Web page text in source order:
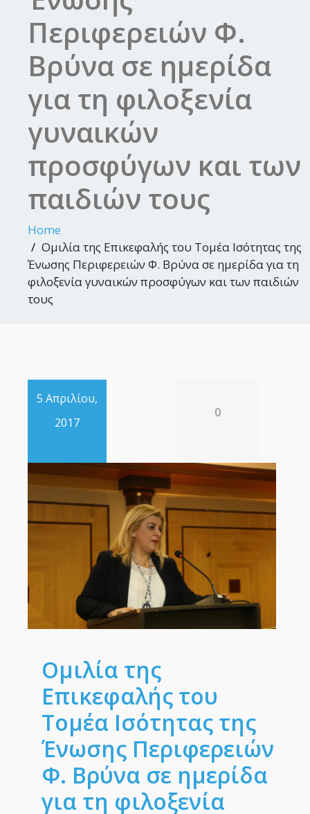
Περιφερειών Φ.
Βρύνα σε ημερίδα
για τη φιλοξενία
γυναικών
προσφύγων και των
παιδιών τους
Home
Ομιλία της Επικεφαλής του Τομέα Ισότητας της
Ένωσης Περιφερειών Φ. Βρύνα σε ημερίδα για τη
φιλοξενία γυναικών προσφύγων και των παιδιών
τους
5 Απριλίου,
2017
0
Ομιλία της
Επικεφαλής του
Τομέα Ισότητας της
Ένωσης Περιφερειών
Φ. Βρύνα σε ημερίδα
για τη φιλοξενία